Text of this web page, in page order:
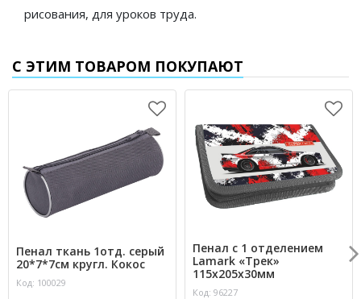
рисования, для уроков труда.
С ЭТИМ ТОВАРОМ ПОКУПАЮТ
Пенал ткань 1отд. серый
20*7*7см кругл. Кокос
Код: 100029
Пенал с 1 отделением
Lamark «Трек»
115х205х30мм
Код: 96227